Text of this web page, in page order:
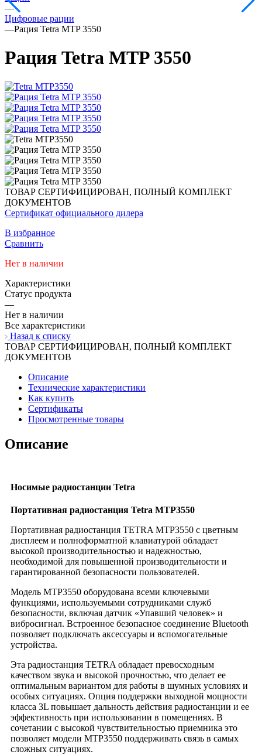
—
Цифровые рации
—Рация Tetra MTP 3550
Рация Tetra MTP 3550
ТОВАР СЕРТИФИЦИРОВАН, ПОЛНЫЙ КОМПЛЕКТ
ДОКУМЕНТОВ
Сертификат официального дилера
В избранное
Сравнить
Нет в наличии
Характеристики
Статус продукта
—
Нет в наличии
Все характеристики
Назад к списку
ТОВАР СЕРТИФИЦИРОВАН, ПОЛНЫЙ КОМПЛЕКТ
ДОКУМЕНТОВ
Описание
Технические характеристики
Как купить
Сертификаты
Просмотренные товары
Описание
Носимые радиостанции Tetra
Портативная радиостанция Tetra MTP3550
Портативная радиостанция TETRA MTP3550 с цветным
дисплеем и полноформатной клавиатурой обладает
высокой производительностью и надежностью,
необходимой для повышенной производительности и
гарантированной безопасности пользователей.
Модель MTP3550 оборудована всеми ключевыми
функциями, используемыми сотрудниками служб
безопасности, включая датчик «Упавший человек» и
вибросигнал. Встроенное безопасное соединение Bluetooth
позволяет подключать аксессуары и вспомогательные
устройства.
Эта радиостанция TETRA обладает превосходным
качеством звука и высокой прочностью, что делает ее
оптимальным вариантом для работы в шумных условиях и
особых ситуациях. Опция поддержки выходной мощности
класса 3L повышает дальность действия радиостанции и ее
эффективность при использовании в помещениях. В
сочетании с высокой чувствительностью приемника это
позволяет модели MTP3550 поддерживать связь в самых
сложных ситуациях.